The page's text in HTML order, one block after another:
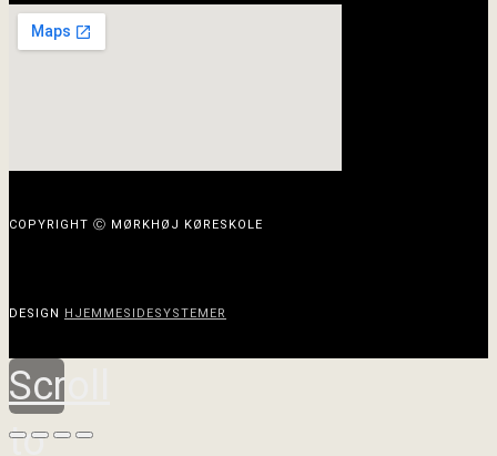
COPYRIGHT Ⓒ MØRKHØJ KØRESKOLE
DESIGN HJEMMESIDESYSTEMER
Scroll
to